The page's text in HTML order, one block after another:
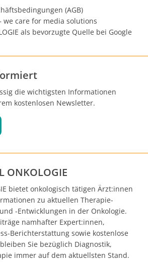
(AGB)
we care for media solutions
als bevorzugte Quelle bei Google
die wichtigsten Informationen
kostenlosen Newsletter.
ONKOLOGIE
bietet onkologisch tätigen Ärzt:innen
zu aktuellen Therapie-
-Entwicklungen in der Onkologie.
namhafter Expert:innen,
Berichterstattung sowie kostenlose
Sie bezüglich Diagnostik,
immer auf dem aktuellsten Stand.